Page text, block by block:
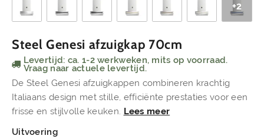
+2
Steel Genesi afzuigkap 70cm
Levertijd: ca. 1-2 werkweken, mits op voorraad.
Vraag naar actuele levertijd.
De Steel Genesi afzuigkappen combineren krachtig
Italiaans design met stille, efficiënte prestaties voor een
frisse en stijlvolle keuken. Lees meer
Uitvoering